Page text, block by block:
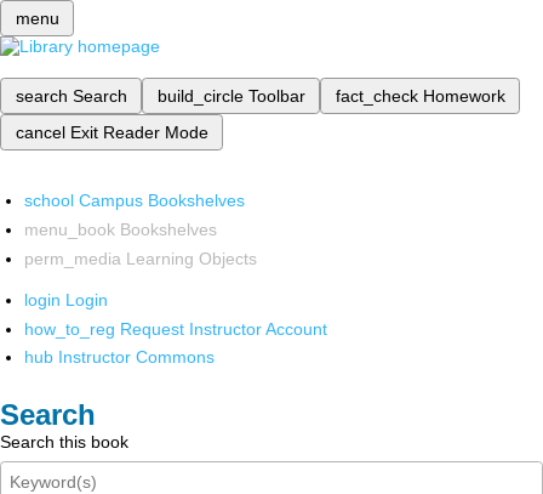
menu
search Search build_circle Toolbar fact_check Homework
cancel Exit Reader Mode
school Campus Bookshelves
menu_book Bookshelves
perm_media Learning Objects
login Login
how_to_reg Request Instructor Account
hub Instructor Commons
Search
Search this book